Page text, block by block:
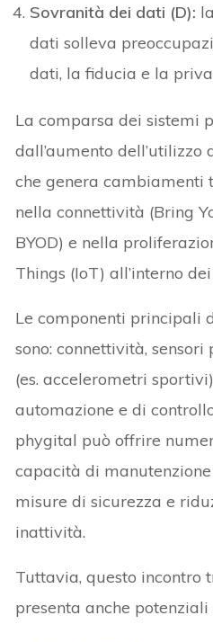
Sovranità dei dati (D):
dati solleva
dati, la fiducia e la
La comparsa dei sistemi
dall’aumento
che genera cambiamenti
nella connettività (Bring
BYOD) e nella
Things (IoT) all’interno
Le componenti principali
sono: connettività,
(es. accelerometri
automazione e di
phygital può offrire
capacità di
misure di sicurezza e
inattività.
Tuttavia, questo incontro
presenta anche